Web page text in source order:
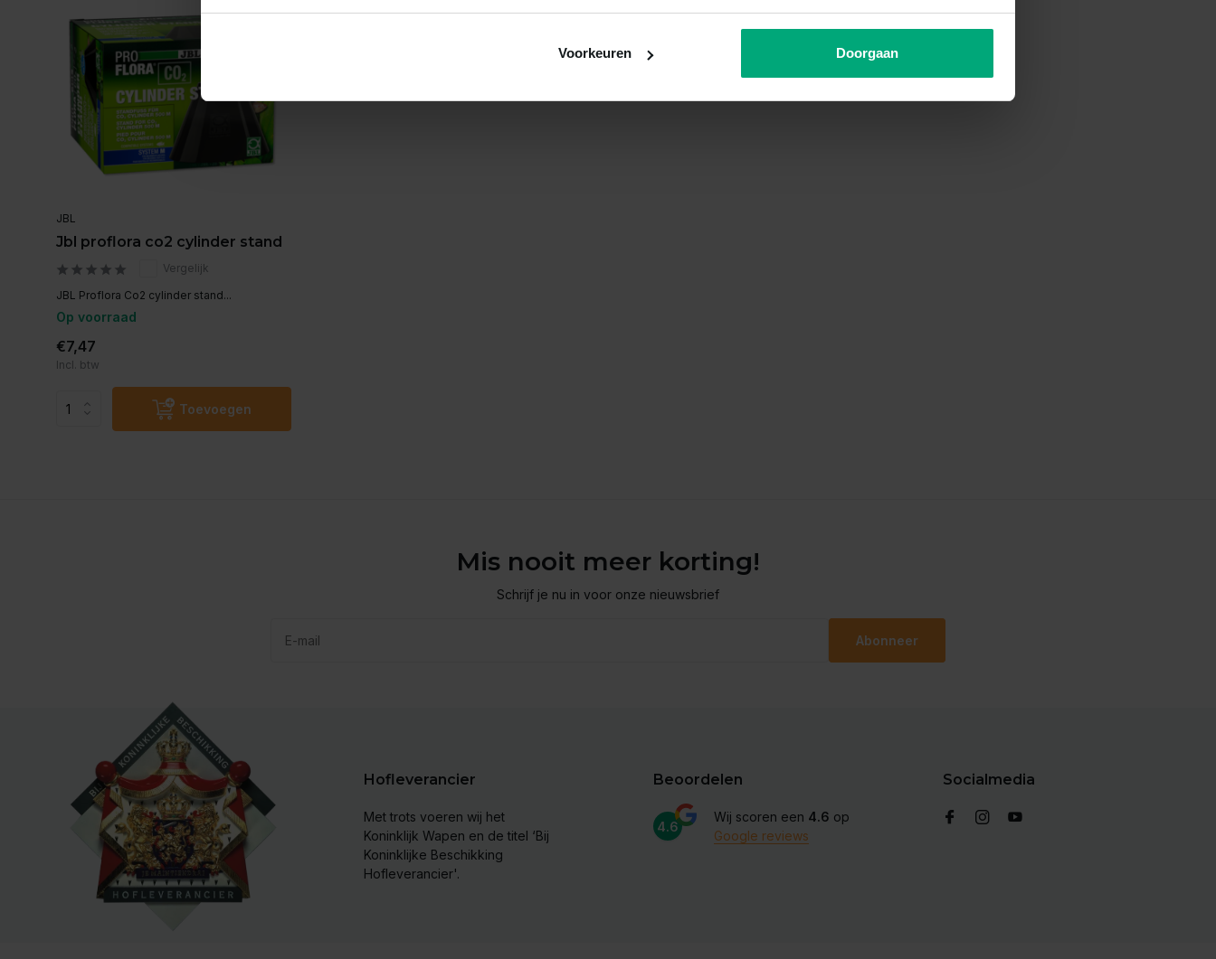
Voorkeuren Doorgaan
JBL
Jbl proflora co2 cylinder stand
Vergelijk
JBL Proflora Co2 cylinder stand...
Op voorraad
€7,47
Incl. btw
Toevoegen
Mis nooit meer korting!
Schrijf je nu in voor onze nieuwsbrief
Abonneer
Hofleverancier
Met trots voeren wij het
Koninklijk Wapen en de titel ‘Bij
Koninklijke Beschikking
Hofleverancier'.
Beoordelen
4.6
Wij scoren een 4.6 op
Google reviews
Socialmedia